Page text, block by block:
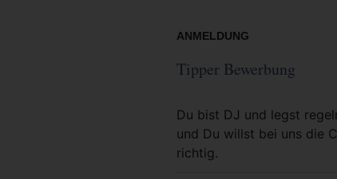
ANMELDUNG
Tipper Bewerbung
Du bist DJ und legst
und Du willst bei uns die
richtig.
Mehr Info